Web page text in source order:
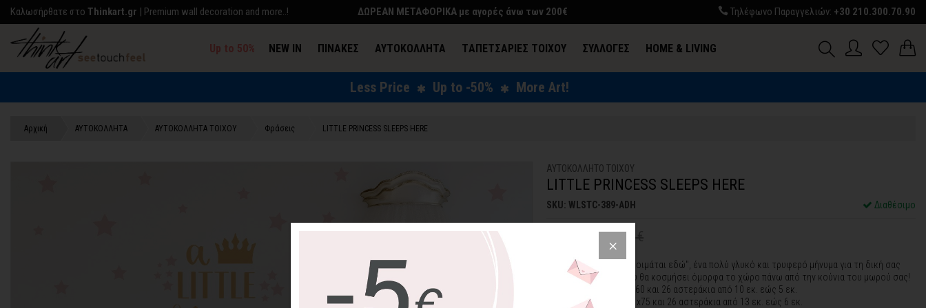
Kαλωσήρθατε στο Thinkart.gr | Premium wall decoration and more..! ΔΩΡΕΑΝ ΜΕΤΑΦΟΡΙΚΑ με αγορές άνω των 200€ Τηλέφωνο Παραγγελιών: +30 210.300.70.90
Up to 50% NEW IN ΠΙΝΑΚΕΣ ΑΥΤΟΚΟΛΛΗΤΑ TΑΠΕΤΣΑΡΙΕΣ ΤΟΙΧΟΥ ΣΥΛΛΟΓΕΣ HOME & LIVING
ΕΝΔΥΣΗ & ΑΞΕΣΟΥΑΡ
Less Price Up to -50% More Art!
Αρχική ΑΥΤΟΚΟΛΛΗΤΑ ΑΥΤΟΚΟΛΛΗΤΑ ΤΟΙΧΟΥ Φράσεις LITTLE PRINCESS SLEEPS HERE
ΑΥΤΟΚΟΛΛΗΤΟ ΤΟΙΧΟΥ
LITTLE PRINCESS SLEEPS HERE
SKU: WLSTC-389-ADH Διαθέσιμο
28,85€ 41,21€
"Η μικρή πριγκίπισσα κοιμάται εδώ", ένα πολύ γλυκό και τρυφερό μήνυμα για τη δική σας
μικρή πριγκίπισσα, που θα κοσμήσει όμορφα το χώρο πάνω από την κούνια του μωρού σας!
65x60 και 26 αστεράκια από 10 εκ. εώς 5 εκ.
Μεσαία Διάσταση:
81x75 και 26 αστεράκια από 13 εκ. εώς 6 εκ.